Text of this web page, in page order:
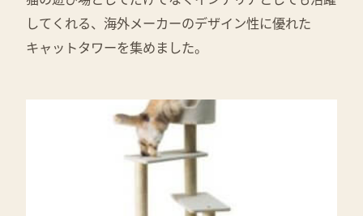
してくれる、海外メーカーのデザイン性に優れた
キャットタワーを集めました。